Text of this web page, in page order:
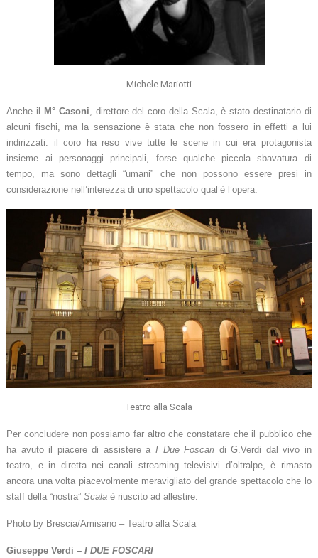
Michele Mariotti
Anche il M° Casoni
direttore del coro della Scala, è stato destinatario di
alcuni fischi, ma la sensazione è stata che non fossero in effetti a lui
indirizzati: il coro ha reso vive tutte le scene in cui era protagonista
insieme ai personaggi principali, forse qualche piccola sbavatura di
tempo, ma sono dettagli “umani” che non possono essere presi in
considerazione nell’interezza di uno spettacolo qual’è l’opera.
Teatro alla Scala
Per concludere non possiamo far altro che constatare che il pubblico che
ha avuto il piacere di assistere a I Due Foscari di G.Verdi dal vivo in
teatro, e in diretta nei canali streaming televisivi d’oltralpe, è rimasto
ancora una volta piacevolmente meravigliato del grande spettacolo che lo
staff della “nostra”Scalaè riuscito ad allestire.
Photo by Brescia/Amisano – Teatro alla Scala
Giuseppe Verdi –I DUE FOSCARI